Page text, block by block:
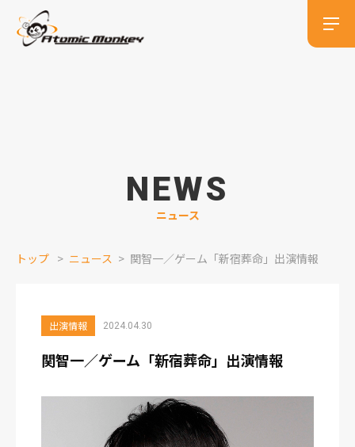
NEWS
ニュース
トップ ニュース 関智一／ゲーム「新宿葬命」出演情報
出演情報 2024.04.30
関智一／ゲーム「新宿葬命」出演情報